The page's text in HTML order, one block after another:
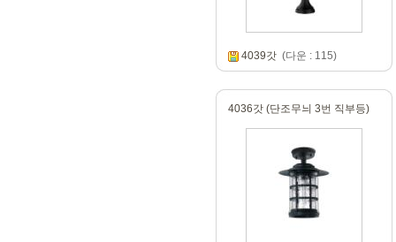
4039갓(다운 : 115)
4036갓 (단조무늬 3번 직부등)